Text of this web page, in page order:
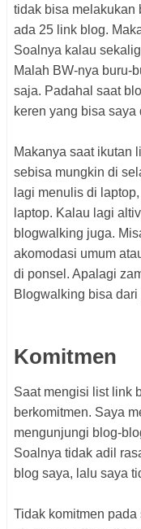
tidak bisa melakukan
ada 25 link blog.
Soalnya kalau
Malah BW-nya buru-
saja. Padahal saat
keren yang bisa saya
Makanya saat ikutan
sebisa mungkin di
lagi menulis di
laptop. Kalau lagi
blogwalking juga.
akomodasi umum
di ponsel. Apalagi
Blogwalking bisa
Komitmen
Saat mengisi list link
berkomitmen. Saya
mengunjungi blog-
Soalnya tidak adil
blog saya, lalu saya
Tidak komitmen